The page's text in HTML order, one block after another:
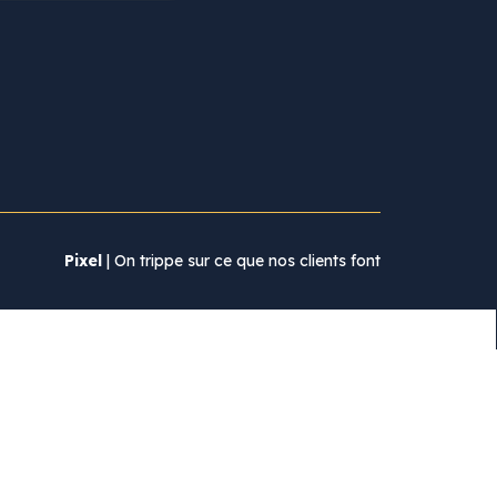
Pixel| On trippe sur ce que nos clients font